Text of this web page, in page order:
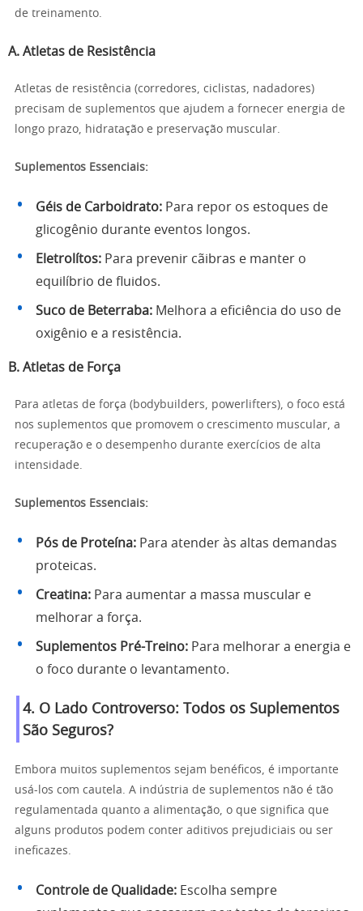
de treinamento.
A. Atletas de Resistência
Atletas de resistência (corredores, ciclistas, nadadores)
precisam de suplementos que ajudem a fornecer energia de
longo prazo, hidratação e preservação muscular.
Suplementos Essenciais:
Géis de Carboidrato: Para repor os estoques de
glicogênio durante eventos longos.
Eletrolítos: Para prevenir cãibras e manter o
equilíbrio de fluidos.
Suco de Beterraba: Melhora a eficiência do uso de
oxigênio e a resistência.
B. Atletas de Força
Para atletas de força (bodybuilders, powerlifters), o foco está
nos suplementos que promovem o crescimento muscular, a
recuperação e o desempenho durante exercícios de alta
intensidade.
Suplementos Essenciais:
Pós de Proteína: Para atender às altas demandas
proteicas.
Creatina: Para aumentar a massa muscular e
melhorar a força.
Suplementos Pré-Treino: Para melhorar a energia e
o foco durante o levantamento.
4. O Lado Controverso: Todos os Suplementos
São Seguros?
Embora muitos suplementos sejam benéficos, é importante
usá-los com cautela. A indústria de suplementos não é tão
regulamentada quanto a alimentação, o que significa que
alguns produtos podem conter aditivos prejudiciais ou ser
ineficazes.
Controle de Qualidade: Escolha sempre